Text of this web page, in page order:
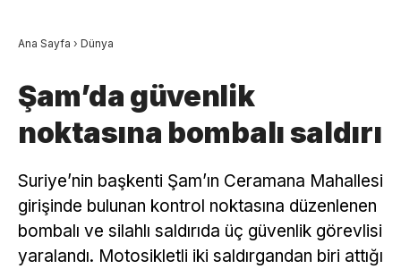
Ana Sayfa › Dünya
Şam’da güvenlik
noktasına bombalı saldırı
Suriye’nin başkenti Şam’ın Ceramana Mahallesi
girişinde bulunan kontrol noktasına düzenlenen
bombalı ve silahlı saldırıda üç güvenlik görevlisi
yaralandı. Motosikletli iki saldırgandan biri attığı